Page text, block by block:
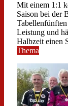
Mit einem 1:1
Saison bei der
Leistung und
Halbzeit einen
Thema